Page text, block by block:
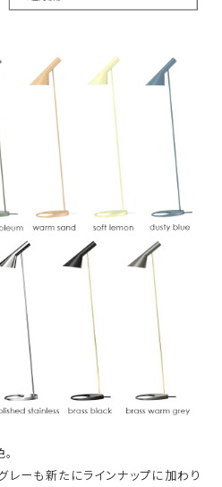
ーも新たにラインナップに加わり